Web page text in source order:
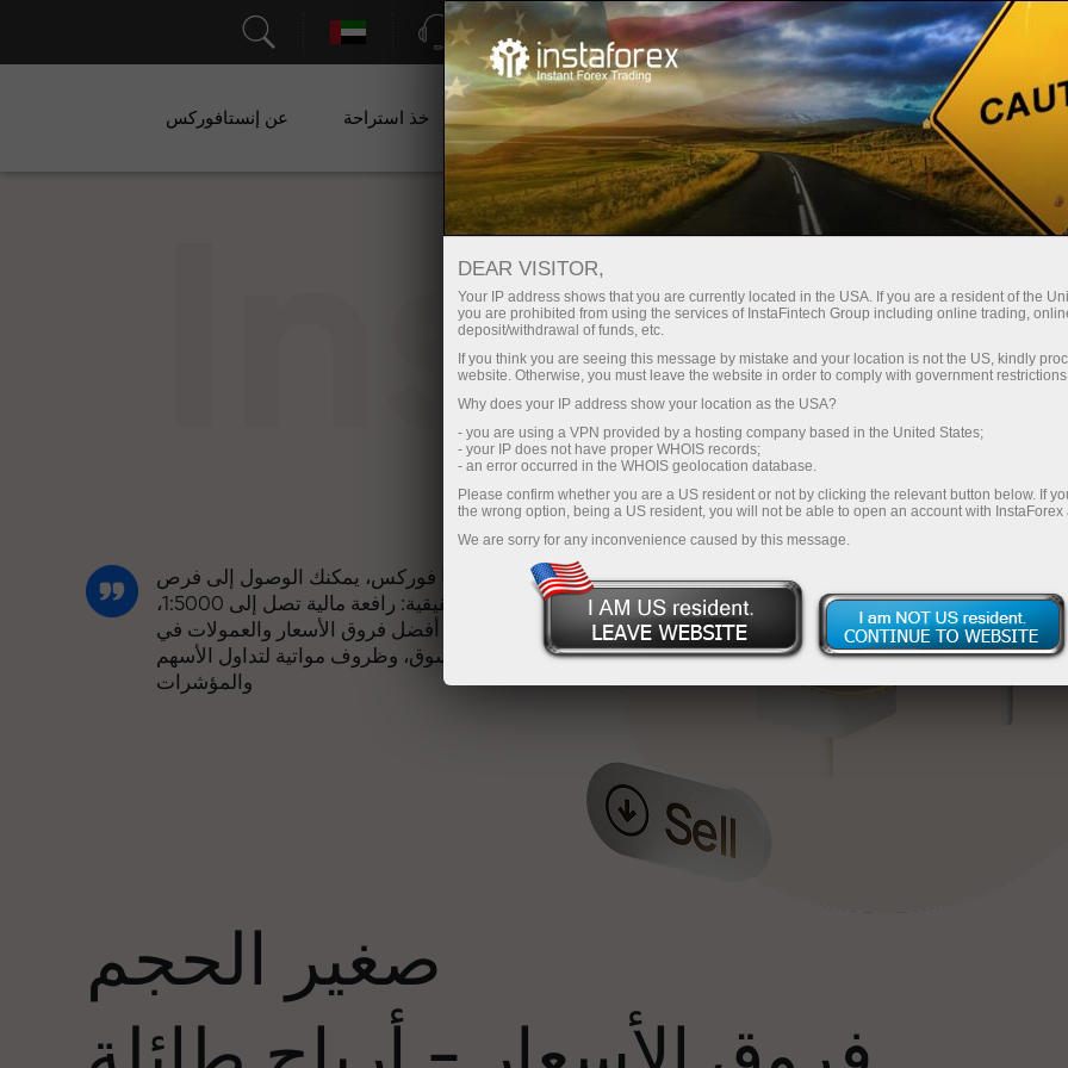
الدعم فتح الحساب الفوري منصة التداول
للمبتدئين للمستثمرين للشركاء الحملات خذ استراحة عن إنستافوركس
مع إنستا فوركس، يمكنك الوصول إلى فرص
تنافسية حقيقية: رافعة مالية تصل إلى 1:5000،
وبعض من أفضل فروق الأسعار والعمولات في
السوق، وظروف مواتية لتداول الأسهم
والمؤشرات
تتشارك سرعة المسار وسرعة التداول نفس
القيم. يُضفي أليش لوبرايس عناصر الحماس
والانضباط على عالم التداول، ويعمل كشريك
صغير الحجم
DEAR VISITOR,
Your IP address shows that you are currently located in the USA. If you are a resident of the
you are prohibited from using the services of InstaFintech Group including online trading,
deposit/withdrawal of funds, etc.
If you think you are seeing this message by mistake and your location is not the US, kindly
website. Otherwise, you must leave the website in order to comply with government
Why does your IP address show your location as the USA?
- you are using a VPN provided by a hosting company based in the United States;
- your IP does not have proper WHOIS records;
- an error occurred in the WHOIS geolocation database.
Please confirm whether you are a US resident or not by clicking the relevant button below. If
the wrong option, being a US resident, you will not be able to open an account with InstaForex
We are sorry for any inconvenience caused by this message.